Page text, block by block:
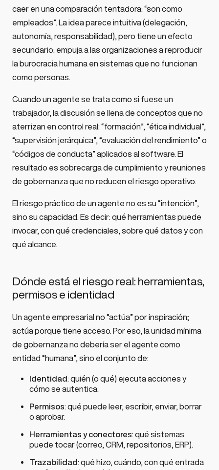
caer en una comparación tentadora: “son como
empleados”. La idea parece intuitiva (delegación,
autonomía, responsabilidad), pero tiene un efecto
secundario: empuja a las organizaciones a reproducir
la burocracia humana en sistemas que no funcionan
como personas.
Cuando un agente se trata como si fuese un
trabajador, la discusión se llena de conceptos que no
aterrizan en control real: “formación”, “ética individual”,
“supervisión jerárquica”, “evaluación del rendimiento” o
“códigos de conducta” aplicados al software. El
resultado es sobrecarga de cumplimiento y reuniones
de gobernanza que no reducen el riesgo operativo.
El riesgo práctico de un agente no es su “intención”,
sino su capacidad. Es decir: qué herramientas puede
invocar, con qué credenciales, sobre qué datos y con
qué alcance.
Dónde está el riesgo real: herramientas,
permisos e identidad
Un agente empresarial no “actúa” por inspiración;
actúa porque tiene acceso. Por eso, la unidad mínima
de gobernanza no debería ser el agente como
entidad “humana”, sino el conjunto de:
Identidad: quién (o qué) ejecuta acciones y
cómo se autentica.
Permisos: qué puede leer, escribir, enviar, borrar
o aprobar.
Herramientas y conectores: qué sistemas
puede tocar (correo, CRM, repositorios, ERP).
Trazabilidad: qué hizo, cuándo, con qué entrada